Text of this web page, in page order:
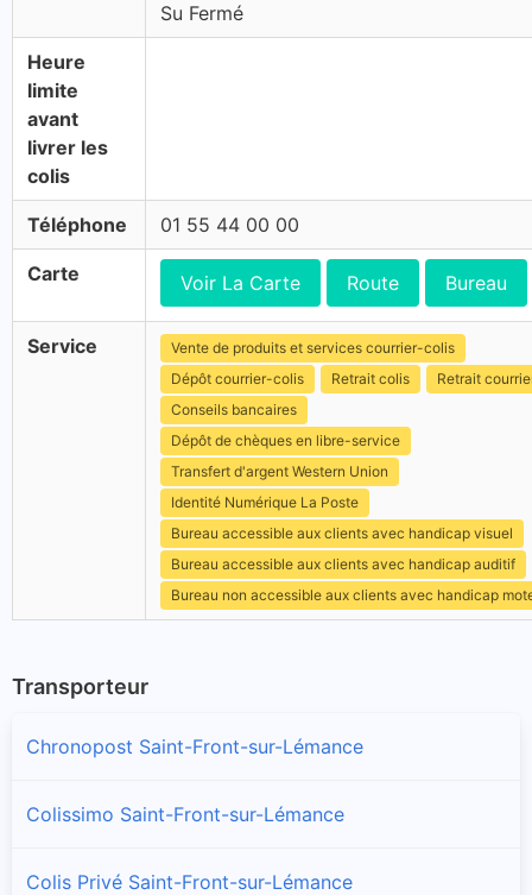
Su Fermé
Heure
limite
avant
livrer les
colis
Téléphone 01 55 44 00 00
Carte Voir La Carte Route Bureau
Service
Vente de produits et services courrier-colis
Dépôt courrier-colis
Retrait colis
Retrait
Conseils bancaires
Dépôt de chèques en libre-service
Transfert d'argent Western Union
Identité Numérique La Poste
Bureau accessible aux clients avec handicap visuel
Bureau accessible aux clients avec handicap auditif
Bureau non accessible aux clients avec handicap
Transporteur
Chronopost Saint-Front-sur-Lémance
Colissimo Saint-Front-sur-Lémance
Colis Privé Saint-Front-sur-Lémance